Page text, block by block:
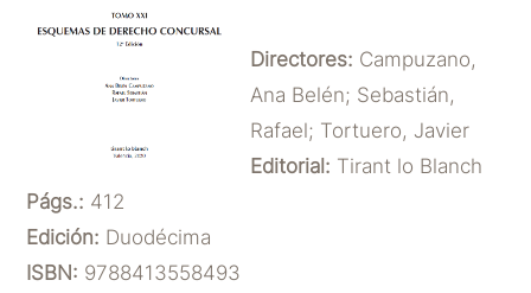
Directores: Campuzano,
Ana Belén; Sebastián,
Rafael; Tortuero, Javier
Editorial: Tirant lo Blanch
Págs.: 412
Edición: Duodécima
ISBN: 9788413558493